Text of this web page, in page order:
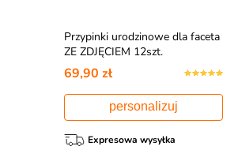
Przypinki urodzinowe dla faceta
ZE ZDJĘCIEM 12szt.
69,90 zł
personalizuj
Expresowa wysyłka